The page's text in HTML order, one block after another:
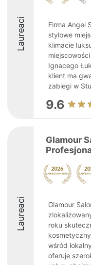
Laureaci
Firma Angel
stylowe
klimacie
Ignacego
klient ma
zabiegi w
9.6
Laureaci
Glamour
Glamour
roku
wśród
oferuje